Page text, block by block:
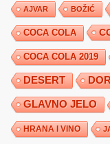
AJVAR BOŽIĆ
COCA COLA
COCA COLA 2019
DESERT
GLAVNO JELO
HRANA I VINO